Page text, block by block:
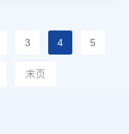
3 4 5
末页